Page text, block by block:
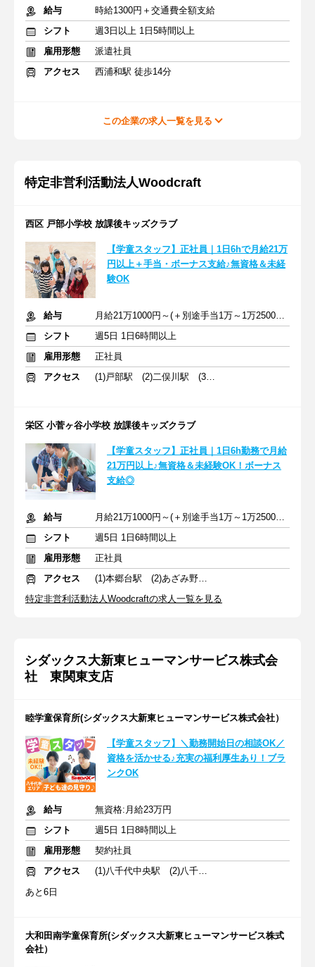
給与
時給1300円＋交通費全額支給
シフト
週3日以上 1日5時間以上
雇用形態
派遣社員
アクセス
西浦和駅 徒歩14分
この企業の求人一覧を見る
特定非営利活動法人Woodcraft
西区 戸部小学校 放課後キッズクラブ
【学童スタッフ】正社員｜1日6hで月給21万
円以上＋手当・ボーナス支給♪無資格＆未経
験OK
給与
月給21万1000円～(＋別途手当1万～1万2500円) ＋交通費全額支給
シフト
週5日 1日6時間以上
雇用形態
正社員
アクセス
(1)戸部駅 (2)二俣川駅 (3)鶴ケ峰駅
栄区 小菅ヶ谷小学校 放課後キッズクラブ
【学童スタッフ】正社員｜1日6h勤務で月給
21万円以上♪無資格＆未経験OK！ボーナス
支給◎
給与
月給21万1000円～(＋別途手当1万～1万2500円) ＋交通費全額支給
シフト
週5日 1日6時間以上
雇用形態
正社員
アクセス
(1)本郷台駅 (2)あざみ野駅 (3)市が尾駅
特定非営利活動法人Woodcraftの求人一覧を見る
シダックス大新東ヒューマンサービス株式会
社 東関東支店
睦学童保育所(シダックス大新東ヒューマンサービス株式会社）
【学童スタッフ】＼勤務開始日の相談OK／
資格を活かせる♪充実の福利厚生あり！ブラ
ンクOK
給与
無資格:月給23万円
シフト
週5日 1日8時間以上
雇用形態
契約社員
アクセス
(1)八千代中央駅 (2)八千代中央駅
あと6日
大和田南学童保育所(シダックス大新東ヒューマンサービス株式
会社）